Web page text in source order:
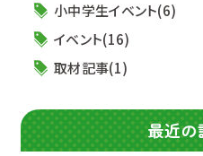
小中学生イベント(6)
イベント(16)
取材記事(1)
最近の